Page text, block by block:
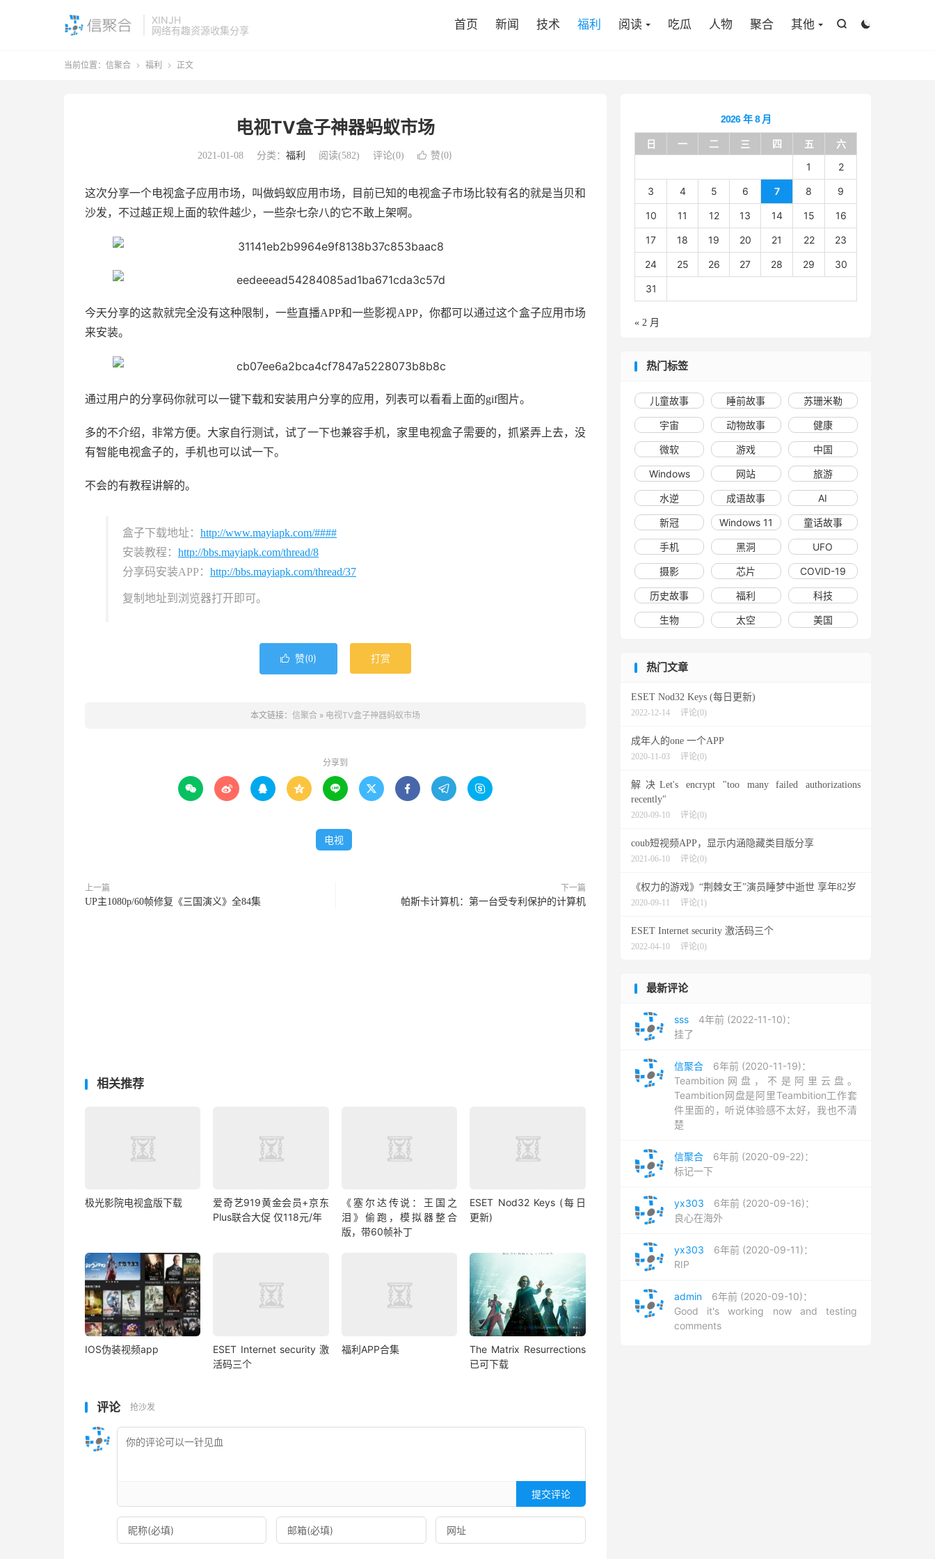
XINJH
网络有趣资源收集分享


首页 新闻 技术 福利 阅读 吃瓜 人物 聚合 其他
当前位置： 信聚合  福利  正文
电视TV盒子神器蚂蚁市场
2021-01-08 分类： 福利 阅读(582) 评论(0)  赞(0)
这次分享一个电视盒子应用市场，叫做蚂蚁应用市场，目前已知的电视盒子市场比较有名的就是当贝和
沙发，不过越正规上面的软件越少，一些杂七杂八的它不敢上架啊。
今天分享的这款就完全没有这种限制，一些直播APP和一些影视APP，你都可以通过这个盒子应用市场
来安装。
通过用户的分享码你就可以一键下载和安装用户分享的应用，列表可以看看上面的gif图片。
多的不介绍，非常方便。大家自行测试，试了一下也兼容手机，家里电视盒子需要的，抓紧弄上去，没
有智能电视盒子的，手机也可以试一下。
不会的有教程讲解的。
盒子下载地址： http://www.mayiapk.com/####
安装教程： http://bbs.mayiapk.com/thread/8
分享码安装APP： http://bbs.mayiapk.com/thread/37
复制地址到浏览器打开即可。
 赞(0) 打赏
本文链接： 信聚合 » 电视TV盒子神器蚂蚁市场
分享到
        
电视
上一篇
UP主1080p/60帧修复《三国演义》全84集
下一篇
帕斯卡计算机：第一台受专利保护的计算机
相关推荐
极光影院电视盒版下载
爱奇艺919黄金会员+京东
Plus联合大促 仅118元/年
《塞尔达传说：王国之
泪》偷跑，模拟器整合
版，带60帧补丁
ESET Nod32 Keys (每日
更新)
IOS伪装视频app
ESET Internet security 激
活码三个
福利APP合集
The Matrix Resurrections
已可下载
评论 抢沙发
提交评论
2026 年 8 月
日 一 二 三 四 五
六
1
2
3 4 5 6 7 8 9
10 11 12 13 14 15 16
17 18 19 20 21 22 23
24 25 26 27 28 29 30
31
« 2 月
热门标签
儿童故事 睡前故事 苏珊米勒
宇宙 动物故事 健康
微软 游戏 中国
Windows 网站 旅游
水逆 成语故事 AI
新冠 Windows 11 童话故事
手机 黑洞 UFO
摄影 芯片 COVID-19
历史故事 福利 科技
生物 太空 美国
热门文章
ESET Nod32 Keys (每日更新)
2022-12-14 评论(0)
成年人的one 一个APP
2020-11-03 评论(0)
解决Let's encrypt "too many failed authorizations
recently"
2020-09-10 评论(0)
coub短视频APP，显示内涵隐藏类目版分享
2021-06-10 评论(0)
《权力的游戏》“荆棘女王”演员睡梦中逝世 享年82岁
2020-09-11 评论(1)
ESET Internet security 激活码三个
2022-04-10 评论(0)
最新评论
sss
4年前 (2022-11-10)：
挂了
信聚合
6年前 (2020-11-19)：
Teambition网盘，不是阿里云盘。
Teambition网盘是阿里Teambition工作套
件里面的，听说体验感不太好，我也不清
楚
信聚合
6年前 (2020-09-22)：
标记一下
yx303
6年前 (2020-09-16)：
良心在海外
yx303
6年前 (2020-09-11)：
RIP
admin
6年前 (2020-09-10)：
Good it's working now and testing
comments